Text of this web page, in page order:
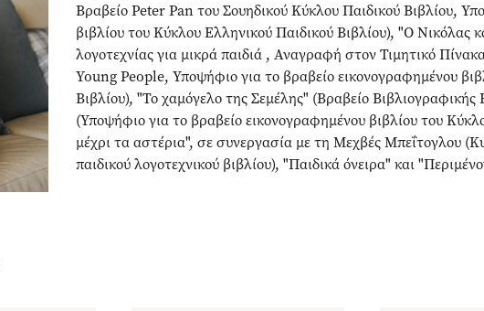
Βραβείο Peter Pan του Σουηδικού Κύκλου Παιδικού Βιβλίου,
βιβλίου του Κύκλου Ελληνικού Παιδικού Βιβλίου), "Ο Νικόλας
λογοτεχνίας για μικρά παιδιά , Αναγραφή στον Τιμητικό
Young People, Υποψήφιο για το βραβείο εικονογραφημένου
Βιβλίου), "Το χαμόγελο της Σεμέλης" (Βραβείο
(Υποψήφιο για το βραβείο εικονογραφημένου βιβλίου του
μέχρι τα αστέρια", σε συνεργασία με τη Μεχβές Μπεΐτογλου
παιδικού λογοτεχνικού βιβλίου), "Παιδικά όνειρα" και